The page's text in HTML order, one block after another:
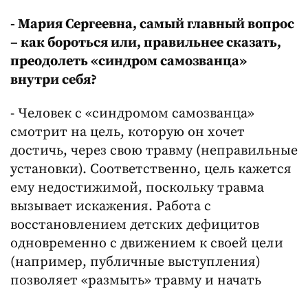
- Мария Сергеевна, самый главный вопрос
– как бороться или, правильнее сказать,
преодолеть «синдром самозванца»
внутри себя?
- Человек с «синдромом самозванца»
смотрит на цель, которую он хочет
достичь, через свою травму (неправильные
установки). Соответственно, цель кажется
ему недостижимой, поскольку травма
вызывает искажения. Работа с
восстановлением детских дефицитов
одновременно с движением к своей цели
(например, публичные выступления)
позволяет «размыть» травму и начать